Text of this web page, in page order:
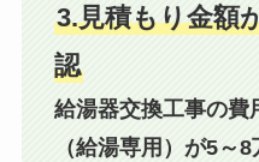
3.見積もり金額
認
給湯器交換工事の費
（給湯専用）が5～